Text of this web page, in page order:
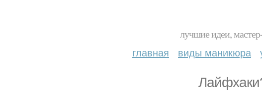
лучшие идеи,
главная виды маникюра